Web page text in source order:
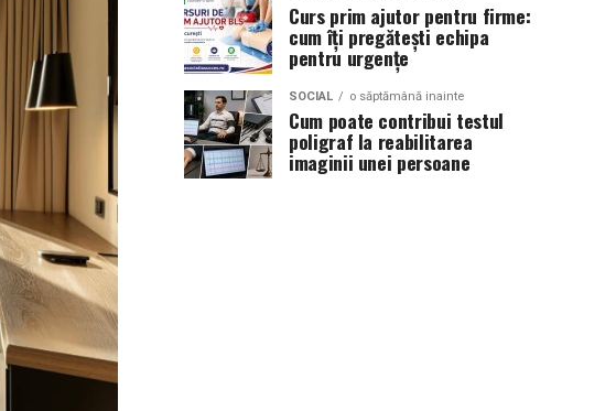
Curs prim ajutor pentru firme:
cum îți pregătești echipa
pentru urgențe
SOCIAL o săptămână inainte
Cum poate contribui testul
poligraf la reabilitarea
imaginii unei persoane